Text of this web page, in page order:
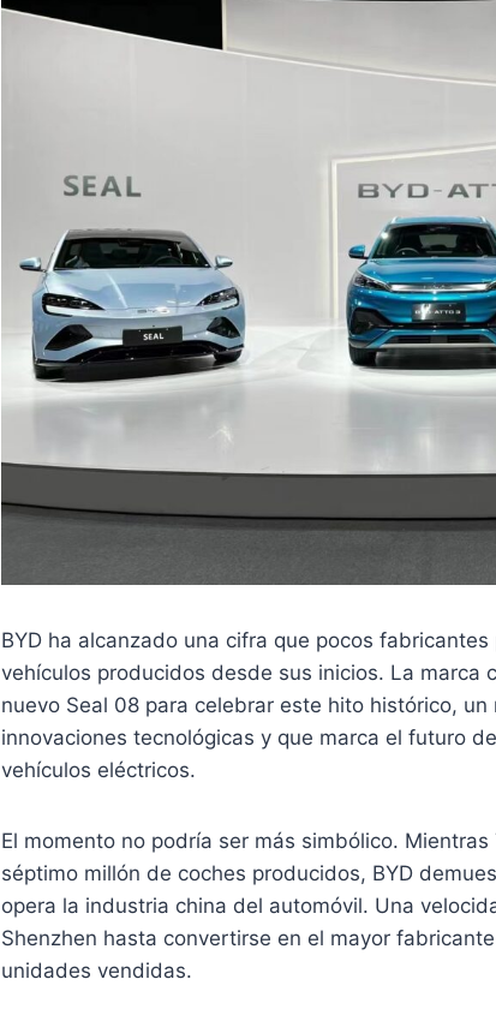
BYD ha alcanzado una cifra que pocos
vehículos producidos desde sus inicios. La marca
nuevo Seal 08 para celebrar este hito histórico,
innovaciones tecnológicas y que marca el futuro
vehículos eléctricos.
El momento no podría ser más simbólico.
séptimo millón de coches producidos, BYD
opera la industria china del automóvil. Una
Shenzhen hasta convertirse en el mayor
unidades vendidas.